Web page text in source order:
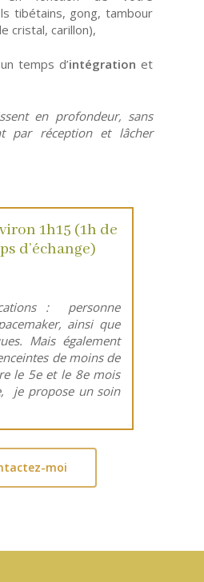
tibétains, gong, tambour
cristal, carillon),
temps d’intégration et
en profondeur, sans
par réception et lâcher
1h15 (1h de
d’échange)
: personne
ainsi que
Mais également
de moins de
le 5e et le 8e mois
je propose un soin
moi